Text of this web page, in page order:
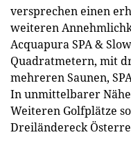
versprechen einen
weiteren
Acquapura SPA &
Quadratmetern, mit
mehreren Saunen,
In unmittelbarer
Weiteren Golfplätze
Dreiländereck